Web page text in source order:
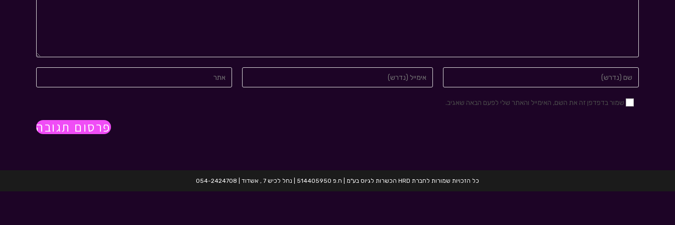
שמור בדפדפן זה את השם, האימייל והאתר שלי לפעם הבאה שאגיב.
כל הזכויות שמורות לחברת HRD הכשרות לגיוס בע"מ | ח.פ 514405950 | נחל לכיש 7 , אשדוד | 054-2424708